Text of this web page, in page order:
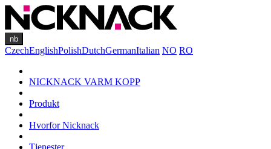
nb
CzechEnglishPolishDutchGermanItalian NO RO
NICKNACK VARM KOPP
Produkt
Hvorfor Nicknack
Tjenester